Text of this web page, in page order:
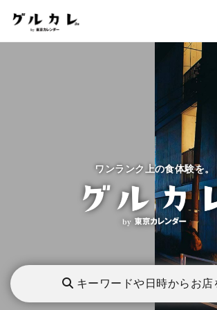
ワンランク上の食体験を。
キーワードや日時からお店